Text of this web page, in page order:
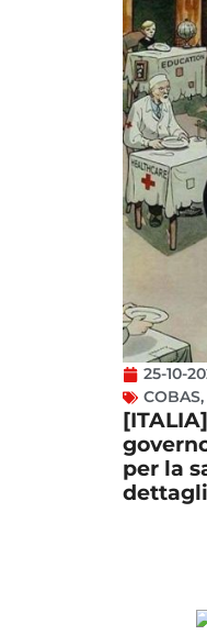
25-10-
COBAS,
per la